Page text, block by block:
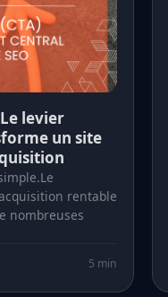
levier
un site
rentable
nombreuses
5 min